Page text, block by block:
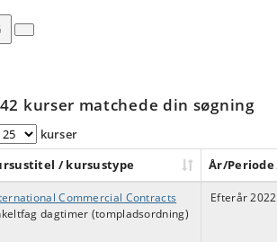
kurser matchede din søgning
kurser
/ kursustype
År/Periode
Commercial Contracts
dagtimer (tompladsordning)
Efterår 2022